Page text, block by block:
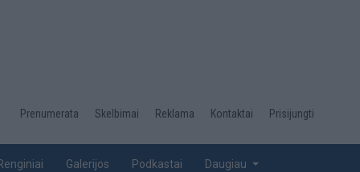
Desktop
top
Prenumerata Skelbimai Reklama Kontaktai Prisijungti
Galerijos Podkastai Daugiau